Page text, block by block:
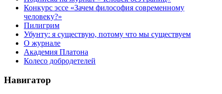
Конкурс эссе «Зачем философия современному
человеку?»
Пилигрим
Убунту: я существую, потому что мы существуем
О журнале
Академия Платона
Колесо добродетелей
Навигатор